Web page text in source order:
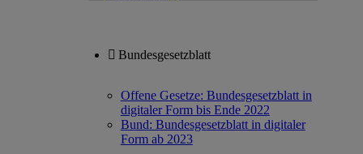
Bundesgesetzblatt
Offene Gesetze: Bundesgesetzblatt in
digitaler Form bis Ende 2022
Bund: Bundesgesetzblatt in digitaler
Form ab 2023